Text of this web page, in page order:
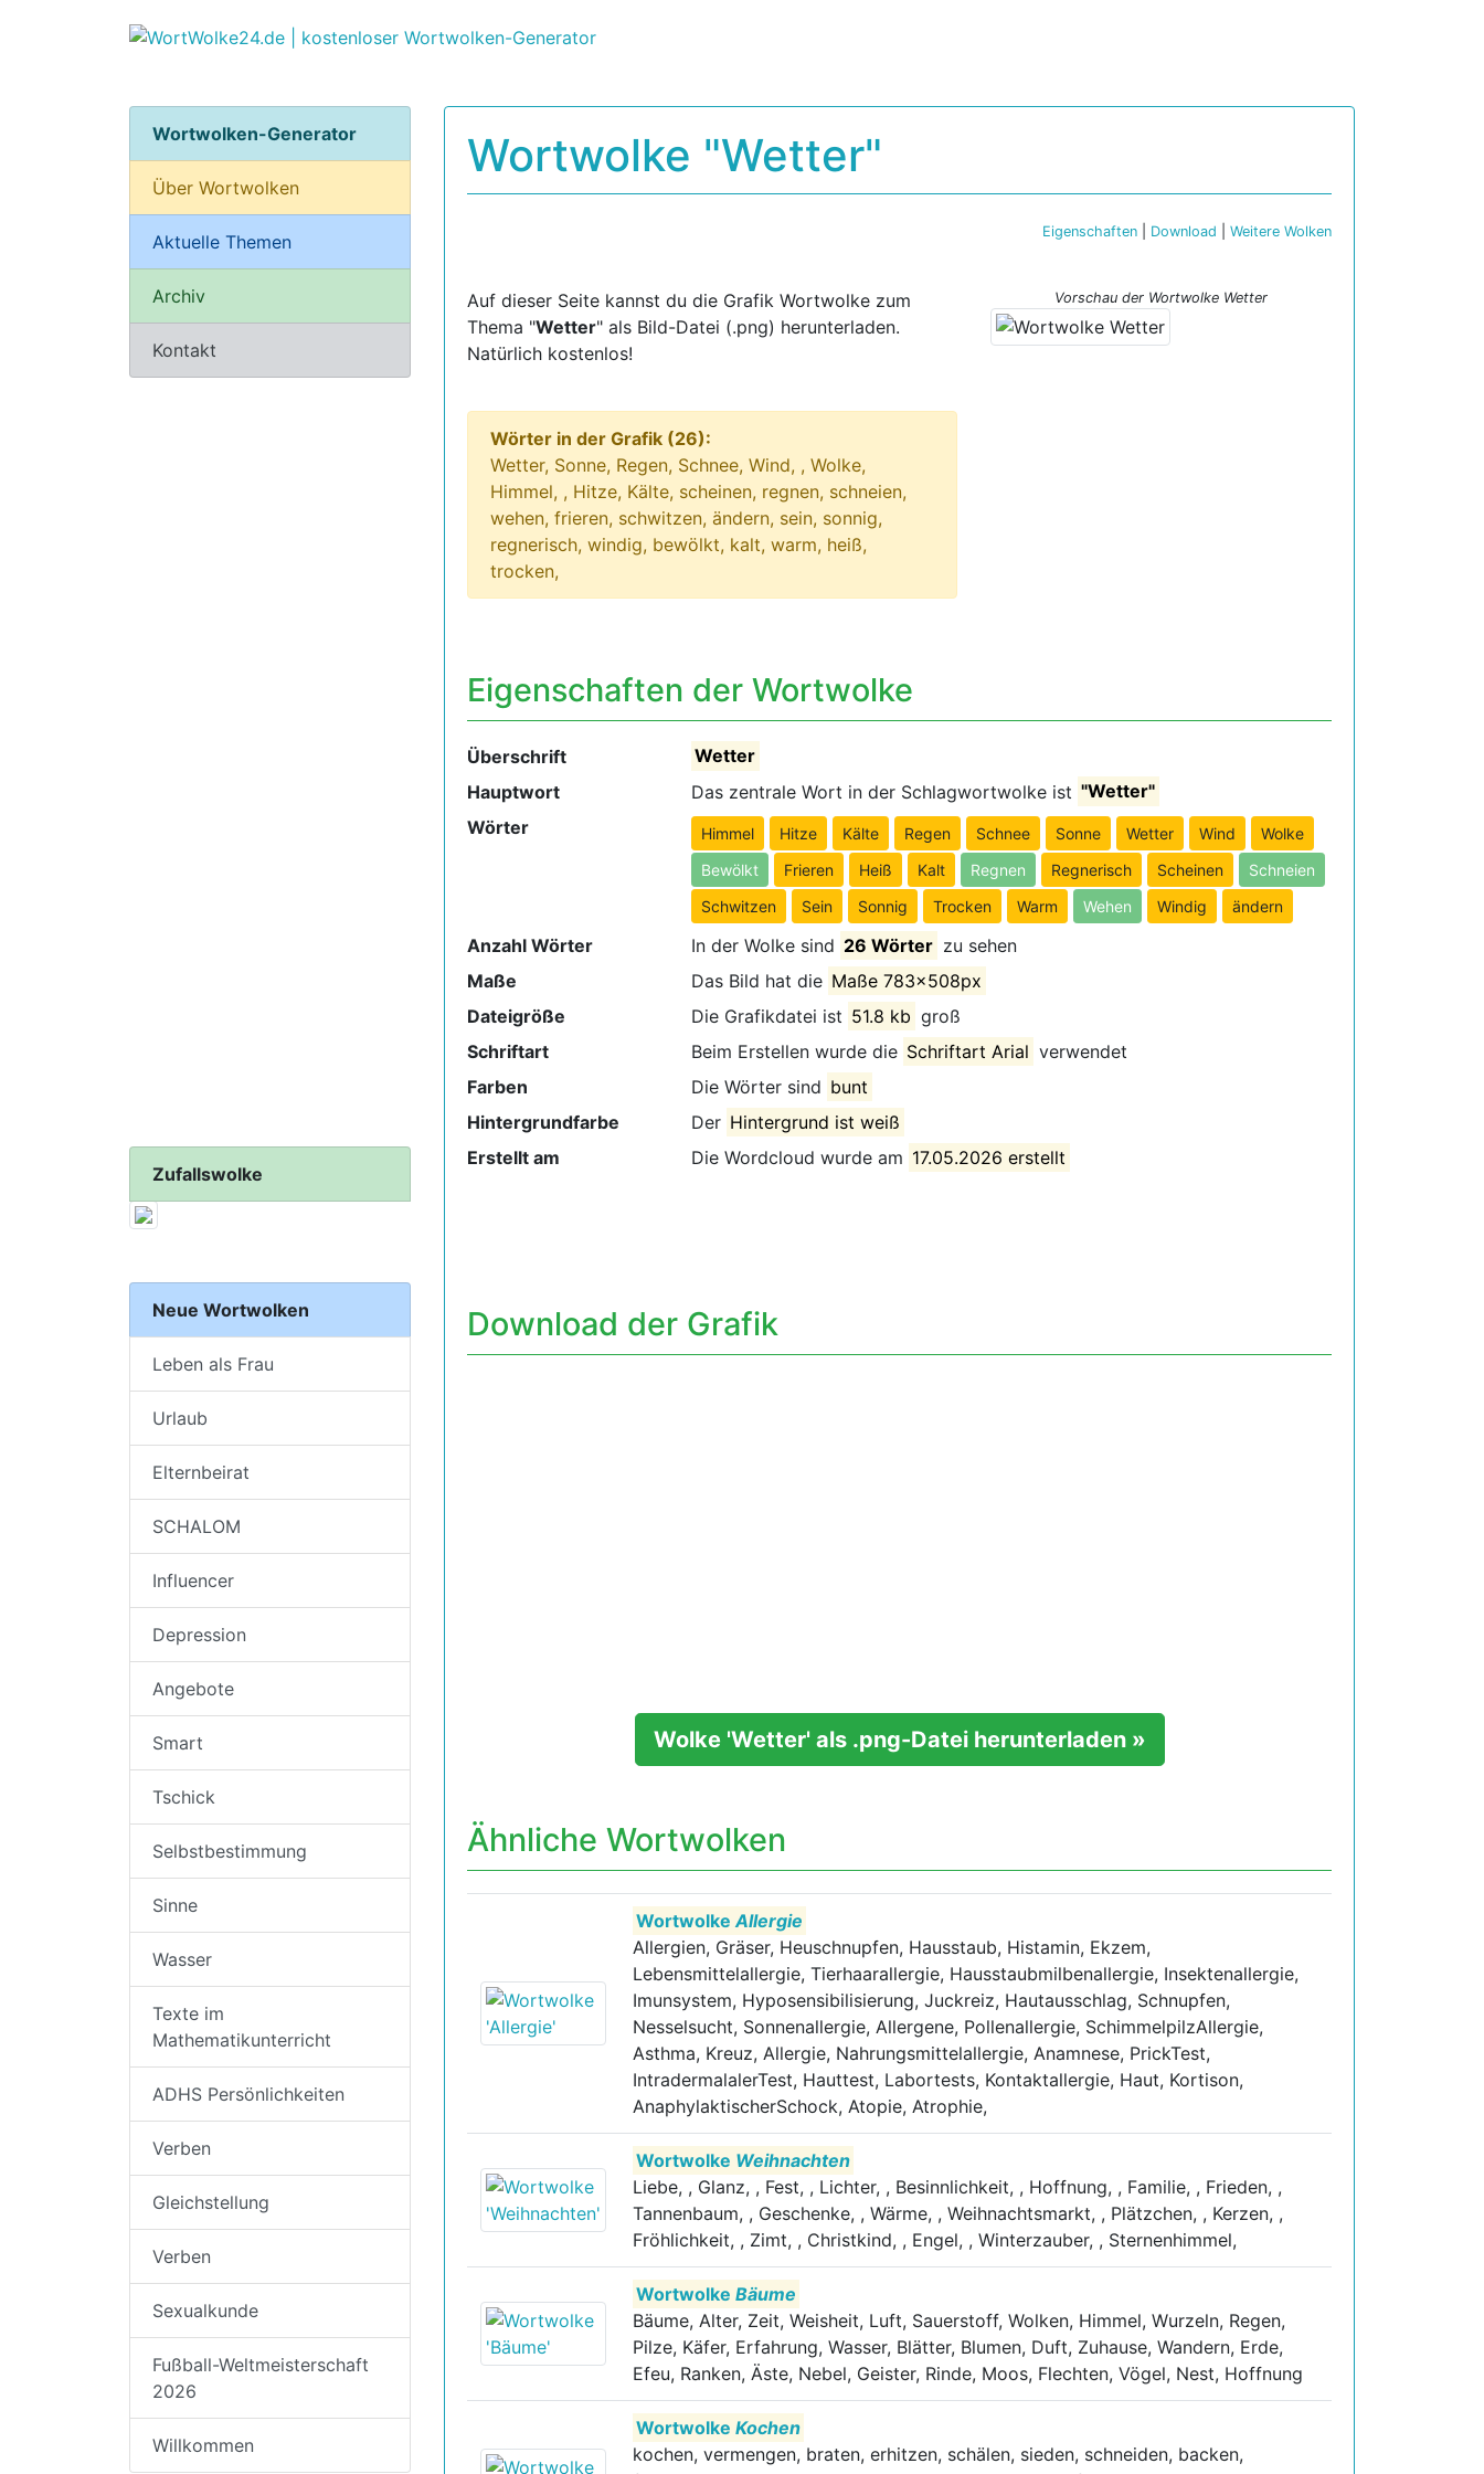
Wortwolken-Generator
Über Wortwolken
Aktuelle Themen
Archiv
Kontakt
Zufallswolke
Neue Wortwolken
Leben als Frau
Urlaub
Elternbeirat
SCHALOM
Influencer
Depression
Angebote
Smart
Tschick
Selbstbestimmung
Sinne
Wasser
Texte im
Mathematikunterricht
ADHS Persönlichkeiten
Verben
Gleichstellung
Verben
Sexualkunde
Fußball-Weltmeisterschaft
2026
Willkommen
Wortwolke "Wetter"
Eigenschaften Download Weitere Wolken
Auf dieser Seite kannst du die Grafik Wortwolke zum
Thema "Wetter" als Bild-Datei (.png) herunterladen.
Natürlich kostenlos!
Wörter in der Grafik (26):
Wetter, Sonne, Regen, Schnee, Wind, , Wolke,
Himmel, , Hitze, Kälte, scheinen, regnen, schneien,
wehen, frieren, schwitzen, ändern, sein, sonnig,
regnerisch, windig, bewölkt, kalt, warm, heiß,
trocken,
Vorschau der Wortwolke Wetter
Eigenschaften der Wortwolke
Überschrift
Wetter
Hauptwort
Das zentrale Wort in der Schlagwortwolke ist "Wetter"
Wörter
Himmel Hitze Kälte Regen Schnee Sonne Wetter Wind
Wolke
Bewölkt
Frieren Heiß Kalt Regnen Regnerisch Scheinen
Schneien
Schwitzen
Sein Sonnig Trocken Warm Wehen Windig ändern
Anzahl Wörter In der Wolke sind 26 Wörter zu sehen
Maße
Das Bild hat die Maße 783x508px
Dateigröße
Die Grafikdatei ist 51.8 kb groß
Schriftart
Beim Erstellen wurde die Schriftart Arial verwendet
Farben
Die Wörter sind bunt
Hintergrundfarbe
Der Hintergrund ist weiß
Erstellt am
Die Wordcloud wurde am 17.05.2026 erstellt
Download der Grafik
Wolke 'Wetter' als .png-Datei herunterladen »
Ähnliche Wortwolken
WortwolkeAllergie
Allergien, Gräser, Heuschnupfen, Hausstaub, Histamin, Ekzem,
Lebensmittelallergie, Tierhaarallergie, Hausstaubmilbenallergie, Insektenallergie,
Imunsystem, Hyposensibilisierung, Juckreiz, Hautausschlag, Schnupfen,
Nesselsucht, Sonnenallergie, Allergene, Pollenallergie, SchimmelpilzAllergie,
Asthma, Kreuz, Allergie, Nahrungsmittelallergie, Anamnese, PrickTest,
IntradermalalerTest, Hauttest, Labortests, Kontaktallergie, Haut, Kortison,
AnaphylaktischerSchock, Atopie, Atrophie,
Wortwolke Weihnachten
Liebe, , Glanz, , Fest, , Lichter, , Besinnlichkeit, , Hoffnung, , Familie, , Frieden, ,
Tannenbaum, , Geschenke, , Wärme, , Weihnachtsmarkt, , Plätzchen, , Kerzen, ,
Fröhlichkeit, , Zimt, , Christkind, , Engel, , Winterzauber, , Sternenhimmel,
WortwolkeBäume
Bäume, Alter, Zeit, Weisheit, Luft, Sauerstoff, Wolken, Himmel, Wurzeln, Regen,
Pilze, Käfer, Erfahrung, Wasser, Blätter, Blumen, Duft, Zuhause, Wandern, Erde,
Efeu, Ranken, Äste, Nebel, Geister, Rinde, Moos, Flechten, Vögel, Nest, Hoffnung
WortwolkeKochen
kochen, vermengen, braten, erhitzen, schälen, sieden, schneiden, backen,